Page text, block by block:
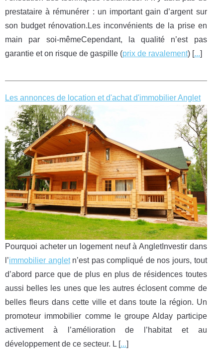
prestataire à rémunérer : un important gain d’argent sur
son budget rénovation.Les inconvénients de la prise en
main par soi-mêmeCependant, la qualité n’est pas
garantie et on risque de gaspille (prix de ravalement) [...]
Les annonces de location et d'achat d'immobilier Anglet
Pourquoi acheter un logement neuf à AngletInvestir dans
l’immobilier angletn’est pas compliqué de nos jours, tout
d’abord parce que de plus en plus de résidences toutes
aussi belles les unes que les autres éclosent comme de
belles fleurs dans cette ville et dans toute la région. Un
promoteur immobilier comme le groupe Alday participe
activement à l’amélioration de l’habitat et au
développement de ce secteur. L [...]